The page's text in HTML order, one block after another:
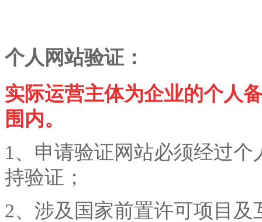
个人网站验证：
实际运营主体为企业的个人
围内。
1 、申请验证网站必须经过
持验证；
2、涉及国家前置许可项目